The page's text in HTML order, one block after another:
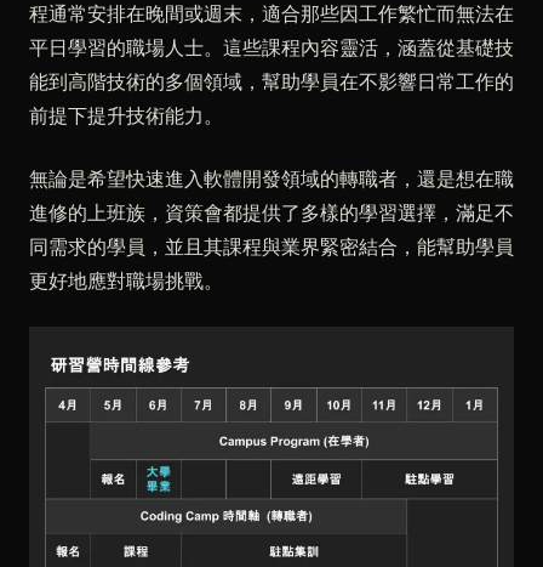
程通常安排在晚間或週末，適合那些因工作繁忙而無法在
平日學習的職場人士。這些課程內容靈活，涵蓋從基礎技
能到高階技術的多個領域，幫助學員在不影響日常工作的
前提下提升技術能力。
無論是希望快速進入軟體開發領域的轉職者，還是想在職
進修的上班族，資策會都提供了多樣的學習選擇，滿足不
同需求的學員，並且其課程與業界緊密結合，能幫助學員
更好地應對職場挑戰。